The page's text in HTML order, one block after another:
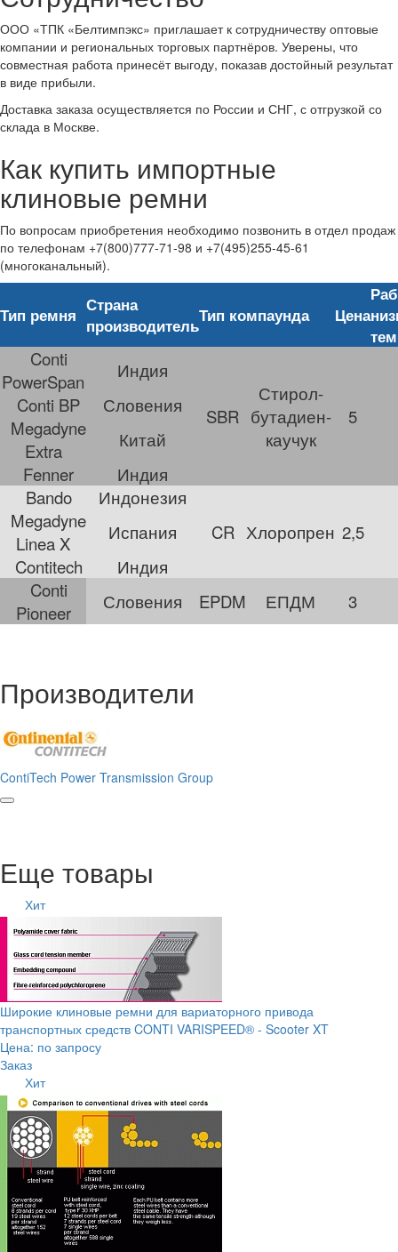
ООО «ТПК «Белтимпэкс» приглашает к сотрудничеству оптовые
компании и региональных торговых партнёров. Уверены, что
совместная работа принесёт выгоду, показав достойный результат
в виде прибыли.
Доставка заказа осуществляется по России и СНГ, с отгрузкой со
склада в Москве.
Как купить импортные
клиновые ремни
По вопросам приобретения необходимо позвонить в отдел продаж
по телефонам +7(800)777-71-98 и +7(495)255-45-61
(многоканальный).
Тип ремня Страна
производительТип компаунда Цена
Conti
PowerSpan
Индия
SBR
Стирол-
бутадиен-
каучук
5
Conti BP
Словения
Megadyne
Extra
Китай
Fenner
Индия
Bando
Индонезия
CR Хлоропрен 2,5
Megadyne
Linea X
Испания
Contitech
Индия
Conti
Pioneer
Словения EPDM ЕПДМ 3
Производители
ContiTech Power Transmission Group
Еще товары
Хит
Широкие клиновые ремни для вариаторного привода
транспортных средств CONTI VARISPEED® - Scooter XT
Цена: по запросу
Заказ
Хит